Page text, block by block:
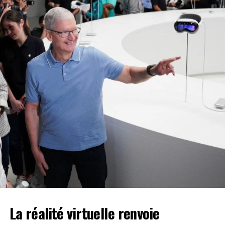
ports sont en développement, et ce développement ne
peut se faire sans armateurs mondiaux comme vous,
aussi bien en termes d’exploitation que
d’investissements. », a-t-il mentionné.
Les échanges ont porté sur les investissements réalisés
au port d’Abidjan sur la période 2012-2023 permettant la
modernisation des infrastructures et équipements pour un
regain de compétitivité. Il a également été question des
projets visant à projeter durablement le port dans l’avenir.
À ce propos, M. Hien SIÉ a évoqué deux principaux projets.
Le premier, à savoir le projet de barging, vise à terme à
décongestionner les voies de desserte du port, à réduire
la circulation des poids lourds sur les voies de circulation
urbaines, et à diminuer les nuisances causées par leur fait.
Le second projet, en l’occurrence celui de la construction
du chemin de fer, vise, quant à lui, à améliorer la
desserte routière, en vue d’accroître les performances
La réalité virtuelle renvoie